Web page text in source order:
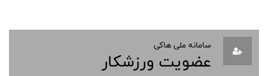
سامانه ملی هاکی
عضویت ورزشکار